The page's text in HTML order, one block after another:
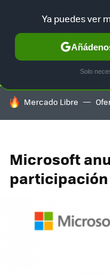
SELECCIÓN GAMING
HOY SE HABLA DE
Mercado Libre
Microsoft
participación
Ya puedes ver
Solo